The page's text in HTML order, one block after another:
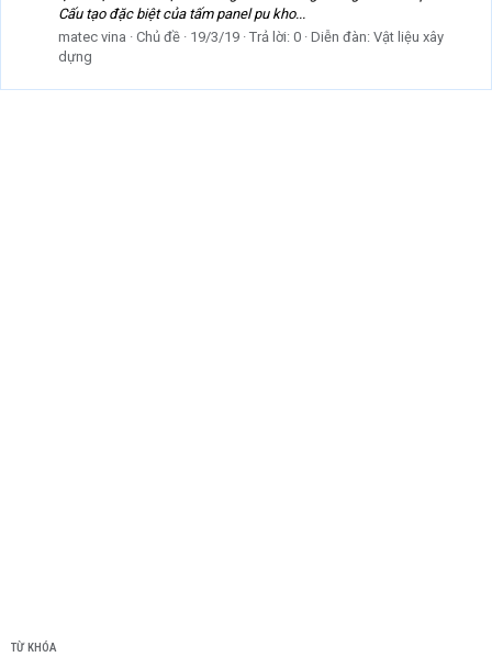
Cấu tạo đặc biệt của tấm panel pu kho...
matec vina
Chủ đề 19/3/19 Trả lời: 0 Diễn đàn: Vật liệu xây
dựng
TỪ KHÓA